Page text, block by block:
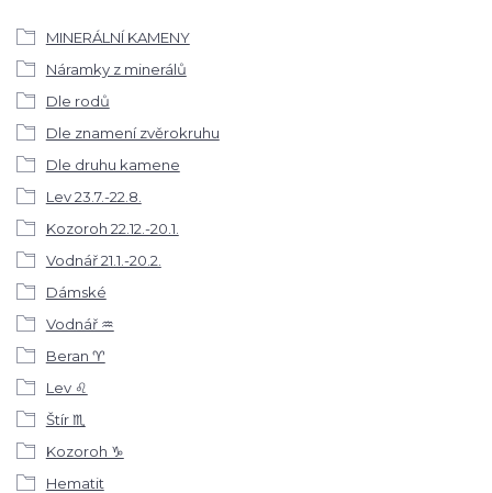
MINERÁLNÍ KAMENY
Náramky z minerálů
Dle rodů
Dle znamení zvěrokruhu
Dle druhu kamene
Lev 23.7.-22.8.
Kozoroh 22.12.-20.1.
Vodnář 21.1.-20.2.
Dámské
Vodnář ♒
Beran ♈
Lev ♌
Štír ♏
Kozoroh ♑
Hematit